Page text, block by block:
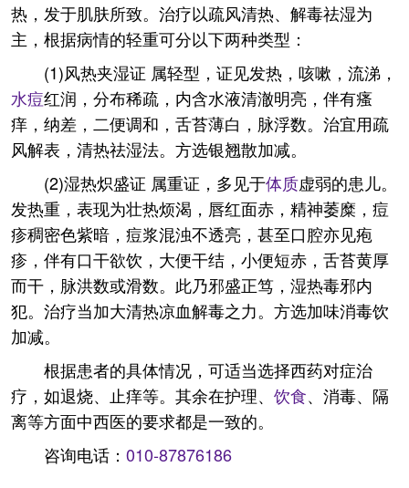
热，发于肌肤所致。治疗以疏风清热、解毒祛湿为
主，根据病情的轻重可分以下两种类型：
(1)风热夹湿证 属轻型，证见发热，咳嗽，流涕，
水痘红润，分布稀疏，内含水液清澈明亮，伴有瘙
痒，纳差，二便调和，舌苔薄白，脉浮数。治宜用疏
风解表，清热祛湿法。方选银翘散加减。
(2)湿热炽盛证 属重证，多见于体质虚弱的患儿。
发热重，表现为壮热烦渴，唇红面赤，精神萎糜，痘
疹稠密色紫暗，痘浆混浊不透亮，甚至口腔亦见疱
疹，伴有口干欲饮，大便干结，小便短赤，舌苔黄厚
而干，脉洪数或滑数。此乃邪盛正笃，湿热毒邪内
犯。治疗当加大清热凉血解毒之力。方选加味消毒饮
加减。
根据患者的具体情况，可适当选择西药对症治
疗，如退烧、止痒等。其余在护理、 饮食、消毒、隔
离等方面中西医的要求都是一致的。
咨询电话： 010-87876186